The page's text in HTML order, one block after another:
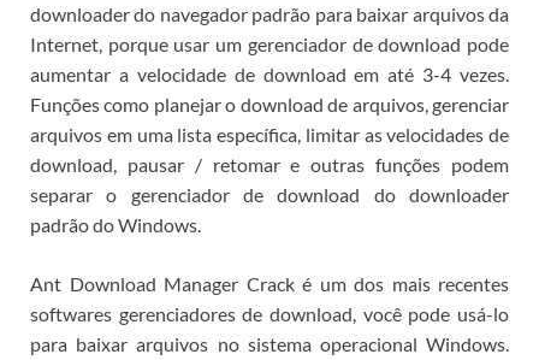
downloader do navegador padrão para baixar arquivos da
Internet, porque usar um gerenciador de download pode
aumentar a velocidade de download em até 3-4 vezes.
Funções como planejar o download de arquivos, gerenciar
arquivos em uma lista específica, limitar as velocidades de
download, pausar / retomar e outras funções podem
separar o gerenciador de download do downloader
padrão do Windows.
Ant Download Manager Crack é um dos mais recentes
softwares gerenciadores de download, você pode usá-lo
para baixar arquivos no sistema operacional Windows.